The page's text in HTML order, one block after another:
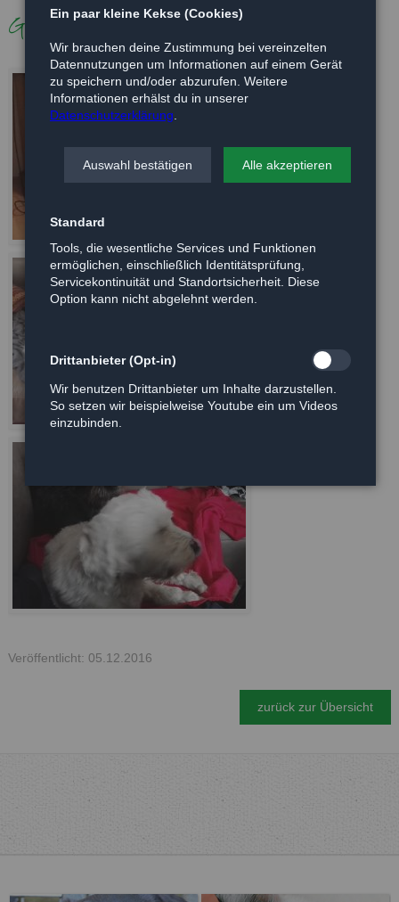
Galerie
Veröffentlicht: 05.12.2016
zurück zur Übersicht
Ein paar kleine Kekse (Cookies)
Wir brauchen deine Zustimmung bei vereinzelten
Datennutzungen um Informationen auf einem Gerät
zu speichern und/oder abzurufen. Weitere
Informationen erhälst du in unserer
Datenschutzerklärung
Auswahl bestätigen Alle akzeptieren
Standard
Tools, die wesentliche Services und Funktionen
ermöglichen, einschließlich Identitätsprüfung,
Servicekontinuität und Standortsicherheit. Diese
Option kann nicht abgelehnt werden.
Drittanbieter (Opt-in)
Wir benutzen Drittanbieter um Inhalte darzustellen.
So setzen wir beispielweise Youtube ein um Videos
einzubinden.